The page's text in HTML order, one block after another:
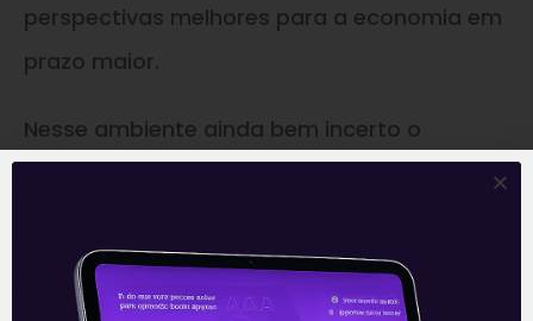
perspectivas melhores para a economia em
prazo maior.
Nesse ambiente ainda bem incerto o
vez mais altos, com o dólar chegando a
testar pisos abaixo dos R$ 5,00. oi A Bolsa